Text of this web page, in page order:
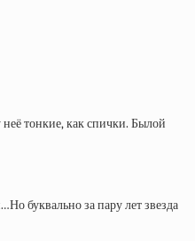
неё тонкие, как спички. Былой
буквально за пару лет звезда